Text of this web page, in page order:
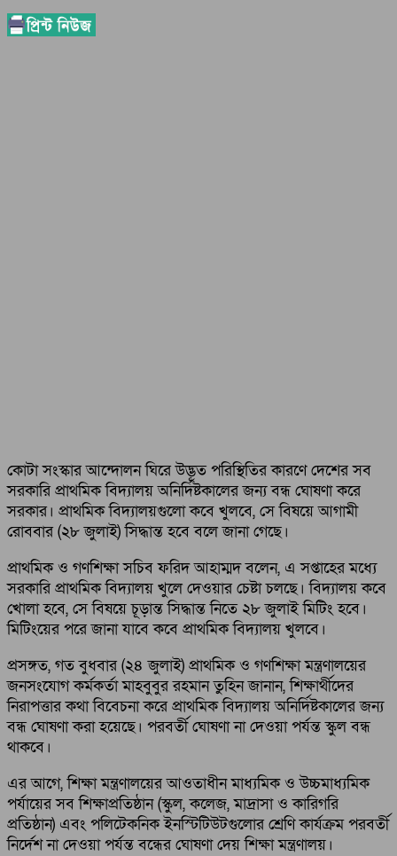
কোটা সংস্কার আন্দোলন ঘিরে উদ্ভূত পরিস্থিতির কারণে দেশের সব
সরকারি প্রাথমিক বিদ্যালয় অনির্দিষ্টকালের জন্য বন্ধ ঘোষণা করে
সরকার। প্রাথমিক বিদ্যালয়গুলো কবে খুলবে, সে বিষয়ে আগামী
রোববার (২৮ জুলাই) সিদ্ধান্ত হবে বলে জানা গেছে।
প্রাথমিক ও গণশিক্ষা সচিব ফরিদ আহাম্মদ বলেন, এ সপ্তাহের মধ্যে
সরকারি প্রাথমিক বিদ্যালয় খুলে দেওয়ার চেষ্টা চলছে। বিদ্যালয় কবে
খোলা হবে, সে বিষয়ে চূড়ান্ত সিদ্ধান্ত নিতে ২৮ জুলাই মিটিং হবে।
মিটিংয়ের পরে জানা যাবে কবে প্রাথমিক বিদ্যালয় খুলবে।
প্রসঙ্গত, গত বুধবার (২৪ জুলাই) প্রাথমিক ও গণশিক্ষা মন্ত্রণালয়ের
জনসংযোগ কর্মকর্তা মাহবুবুর রহমান তুহিন জানান, শিক্ষার্থীদের
নিরাপত্তার কথা বিবেচনা করে প্রাথমিক বিদ্যালয় অনির্দিষ্টকালের জন্য
বন্ধ ঘোষণা করা হয়েছে। পরবর্তী ঘোষণা না দেওয়া পর্যন্ত স্কুল বন্ধ
থাকবে।
এর আগে, শিক্ষা মন্ত্রণালয়ের আওতাধীন মাধ্যমিক ও উচ্চমাধ্যমিক
পর্যায়ের সব শিক্ষাপ্রতিষ্ঠান (স্কুল, কলেজ, মাদ্রাসা ও কারিগরি
প্রতিষ্ঠান) এবং পলিটেকনিক ইনস্টিটিউটগুলোর শ্রেণি কার্যক্রম পরবর্তী
নির্দেশ না দেওয়া পর্যন্ত বন্ধের ঘোষণা দেয় শিক্ষা মন্ত্রণালয়।